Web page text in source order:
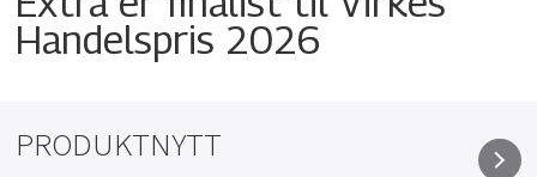
Handelspris 2026
PRODUKTNYTT